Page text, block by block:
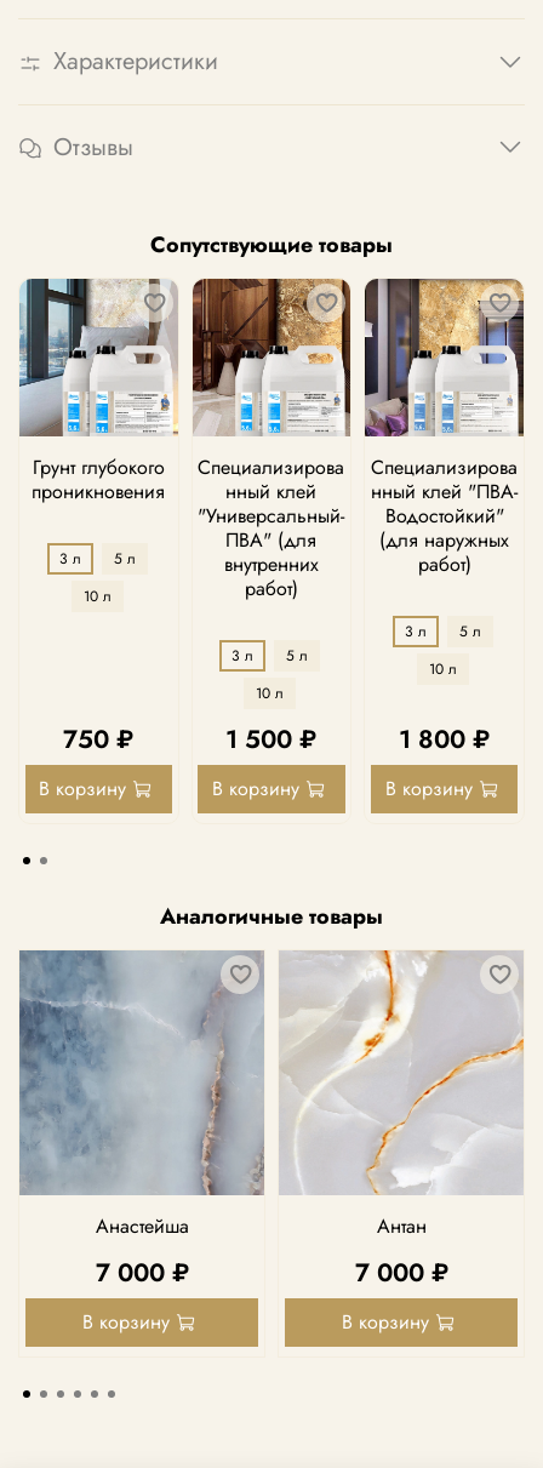
Характеристики
Отзывы
Сопутствующие товары
Грунт глубокого
проникновения
3 л
5 л
10 л
750 ₽
В корзину
Специализирова
нный клей
"Универсальный-
ПВА" (для
внутренних
работ)
3 л
5 л
10 л
1 500 ₽
В корзину
Специализирова
нный клей "ПВА-
Водостойкий"
(для наружных
работ)
3 л
5 л
10 л
1 800 ₽
В корзину
Аналогичные товары
Анастейша
7 000 ₽
В корзину
Антан
7 000 ₽
В корзину